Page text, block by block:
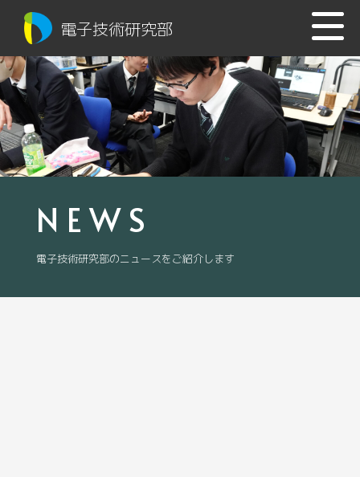
電子技術研究部
NEWS
電子技術研究部のニュースをご紹介します